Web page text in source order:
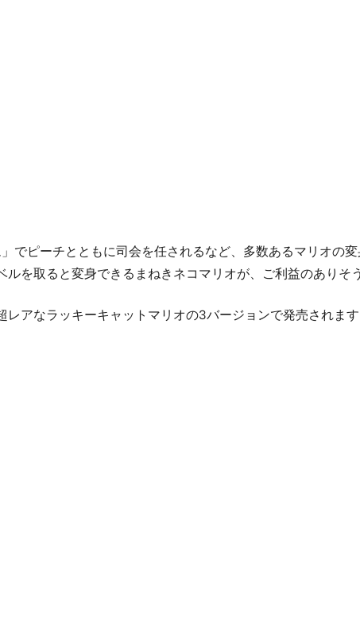
でピーチとともに司会を任されるなど、多数あるマリオの
を取ると変身できるまねきネコマリオが、ご利益のありそ
アなラッキーキャットマリオの3バージョンで発売されます